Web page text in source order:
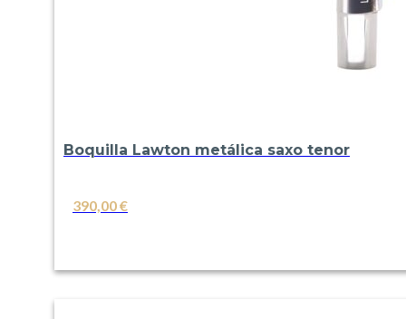
Boquilla Lawton metálica saxo tenor
390,00€